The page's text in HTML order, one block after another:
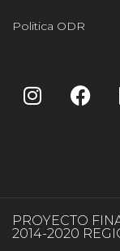
Politica ODR
PROYECTO
2014-2020